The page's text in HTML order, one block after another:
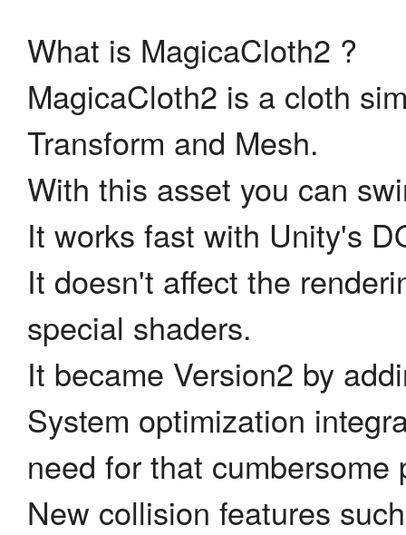
What is MagicaCloth2 ?
MagicaCloth2 is a cloth
Transform and Mesh.
With this asset you can
It works fast with Unity's
It doesn't affect the
special shaders.
It became Version2 by
System optimization
need for that
New collision features